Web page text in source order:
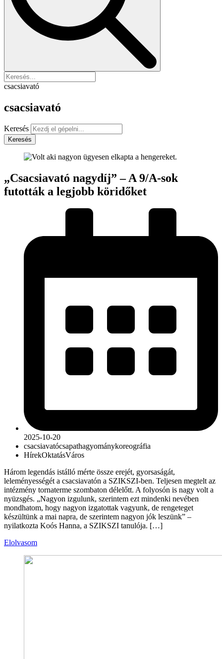
csacsiavató
csacsiavató
Keresés
Keresés
„Csacsiavató nagydíj” – A 9/A-sok
futották a legjobb köridőket
2025-10-20
csacsiavatócsapathagyománykoreográfia
HírekOktatásVáros
Három legendás istálló mérte össze erejét, gyorsaságát,
leleményességét a csacsiavatón a SZIKSZI-ben. Teljesen megtelt az
intézmény tornaterme szombaton délelőtt. A folyosón is nagy volt a
nyüzsgés. „Nagyon izgulunk, szerintem ezt mindenki nevében
mondhatom, hogy nagyon izgatottak vagyunk, de rengeteget
készültünk a mai napra, de szerintem nagyon jók leszünk” –
nyilatkozta Koós Hanna, a SZIKSZI tanulója. […]
Elolvasom